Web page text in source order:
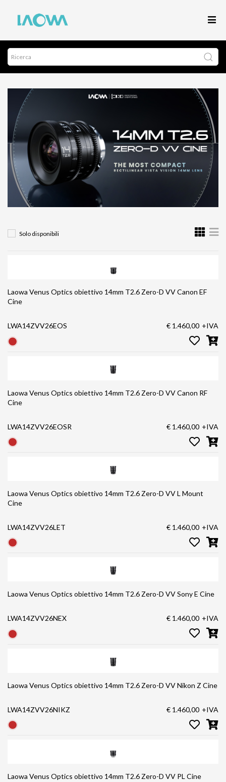
Solo disponibili
Laowa Venus Optics obiettivo 14mm T2.6 Zero-D VV Canon EF
Cine
LWA14ZVV26EOS € 1.460,00 +IVA
Laowa Venus Optics obiettivo 14mm T2.6 Zero-D VV Canon RF
Cine
LWA14ZVV26EOSR € 1.460,00 +IVA
Laowa Venus Optics obiettivo 14mm T2.6 Zero-D VV L Mount
Cine
LWA14ZVV26LET € 1.460,00 +IVA
Laowa Venus Optics obiettivo 14mm T2.6 Zero-D VV Sony E Cine
LWA14ZVV26NEX € 1.460,00 +IVA
Laowa Venus Optics obiettivo 14mm T2.6 Zero-D VV Nikon Z Cine
LWA14ZVV26NIKZ € 1.460,00 +IVA
Laowa Venus Optics obiettivo 14mm T2.6 Zero-D VV PL Cine